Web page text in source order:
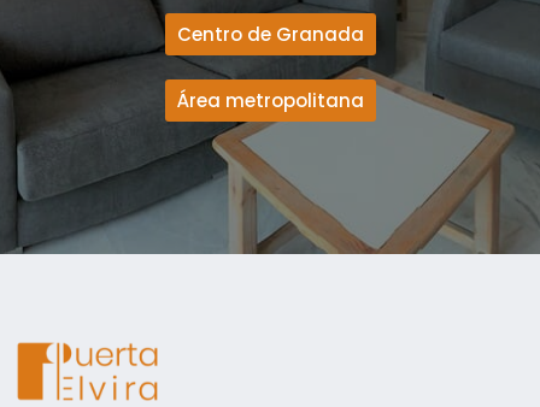
Centro de Granada
Área metropolitana